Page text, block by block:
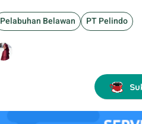
Pelabuhan Belawan PT Pelindo